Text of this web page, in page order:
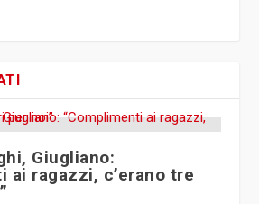
Giugliano:
ai ragazzi, c’erano tre